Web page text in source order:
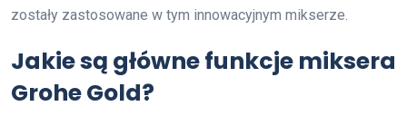
zostały zastosowane w tym innowacyjnym mikserze.
Jakie są główne funkcje miksera
Grohe Gold?